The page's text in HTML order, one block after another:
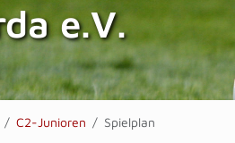
e.V.
C2-Junioren Spielplan